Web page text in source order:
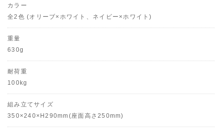
カラー
全2色 (オリーブ×ホワイト、ネイビー×ホワイト)
重量
630g
耐荷重
100kg
組み立てサイズ
350×240×H290mm(座面高さ250mm)